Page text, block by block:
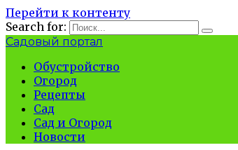
Перейти к контенту
Search for:
Садовый портал
Обустройство
Огород
Рецепты
Сад
Сад и Огород
Новости